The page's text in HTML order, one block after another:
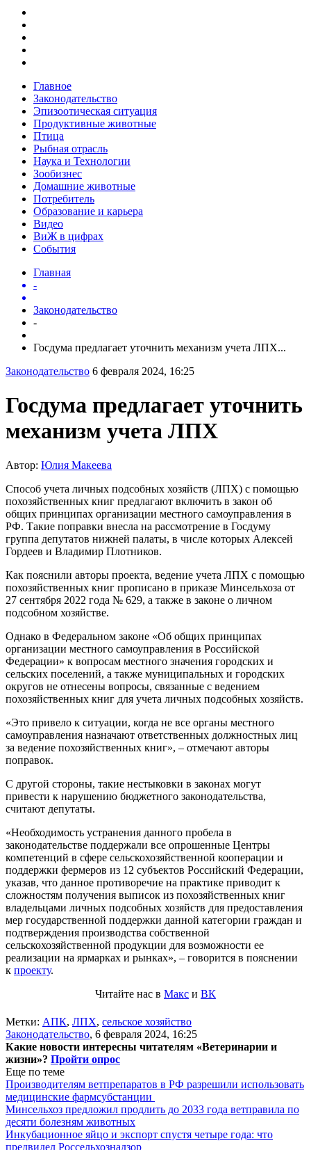
Главное
Законодательство
Эпизоотическая ситуация
Продуктивные животные
Птица
Рыбная отрасль
Наука и Технологии
Зообизнес
Домашние животные
Потребитель
Образование и карьера
Видео
ВиЖ в цифрах
События
Главная
-
Законодательство
-
Госдума предлагает уточнить механизм учета ЛПХ...
Законодательство 6 февраля 2024, 16:25
Госдума предлагает уточнить
механизм учета ЛПХ
Автор: Юлия Макеева
Способ учета личных подсобных хозяйств (ЛПХ) с помощью
похозяйственных книг предлагают включить в закон об
общих принципах организации местного самоуправления в
РФ. Такие поправки внесла на рассмотрение в Госдуму
группа депутатов нижней палаты, в числе которых Алексей
Гордеев и Владимир Плотников.
Как пояснили авторы проекта, ведение учета ЛПХ с помощью
похозяйственных книг прописано в приказе Минсельхоза от
27 сентября 2022 года № 629, а также в законе о личном
подсобном хозяйстве.
Однако в Федеральном законе «Об общих принципах
организации местного самоуправления в Российской
Федерации» к вопросам местного значения городских и
сельских поселений, а также муниципальных и городских
округов не отнесены вопросы, связанные с ведением
похозяйственных книг для учета личных подсобных хозяйств.
«Это привело к ситуации, когда не все органы местного
самоуправления назначают ответственных должностных лиц
за ведение похозяйственных книг», – отмечают авторы
поправок.
С другой стороны, такие нестыковки в законах могут
привести к нарушению бюджетного законодательства,
считают депутаты.
«Необходимость устранения данного пробела в
законодательстве поддержали все опрошенные Центры
компетенций в сфере сельскохозяйственной кооперации и
поддержки фермеров из 12 субъектов Российский Федерации,
указав, что данное противоречие на практике приводит к
сложностям получения выписок из похозяйственных книг
владельцами личных подсобных хозяйств для предоставления
мер государственной поддержки данной категории граждан и
подтверждения производства собственной
сельскохозяйственной продукции для возможности ее
реализации на ярмарках и рынках», – говорится в пояснении
к проекту.
Читайте нас в Макс и ВК
Метки: АПК, ЛПХ, сельское хозяйство
Законодательство, 6 февраля 2024, 16:25
Какие новости интересны читателям «Ветеринарии и
жизни»? Пройти опрос
Еще по теме
Производителям ветпрепаратов в РФ разрешили использовать
медицинские фармсубстанции
Минсельхоз предложил продлить до 2033 года ветправила по
десяти болезням животных
Инкубационное яйцо и экспорт спустя четыре года: что
предвидел Россельхознадзор